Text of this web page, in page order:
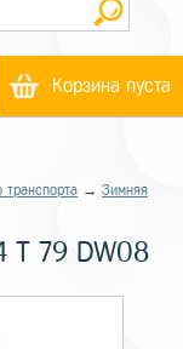
Корзина пуста
транспорта → Зимняя
T 79 DW08